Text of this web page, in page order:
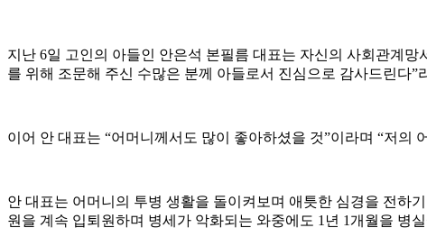
지난 6일 고인의 아들인 안은석 본필름 대표는 자신의 사회관계
를 위해 조문해 주신 수많은 분께 아들로서 진심으로 감사드린다”
이어 안 대표는 “어머니께서도 많이 좋아하셨을 것”이라며 “저
안 대표는 어머니의 투병 생활을 돌이켜보며 애틋한 심경을 전하
원을 계속 입퇴원하며 병세가 악화되는 와중에도 1년 1개월을 병